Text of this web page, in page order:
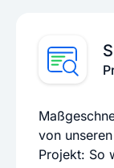
von
Projekt: So